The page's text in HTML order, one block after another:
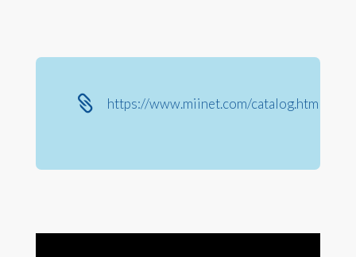
 https://www.miinet.com/catalog.html